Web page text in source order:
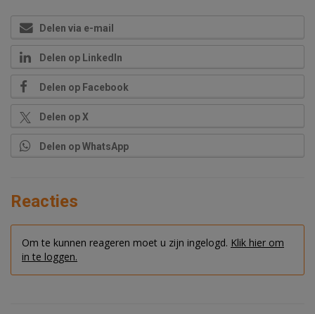
Delen via e-mail
Delen op LinkedIn
Delen op Facebook
Delen op X
Delen op WhatsApp
Reacties
Om te kunnen reageren moet u zijn ingelogd. Klik hier om
in te loggen.